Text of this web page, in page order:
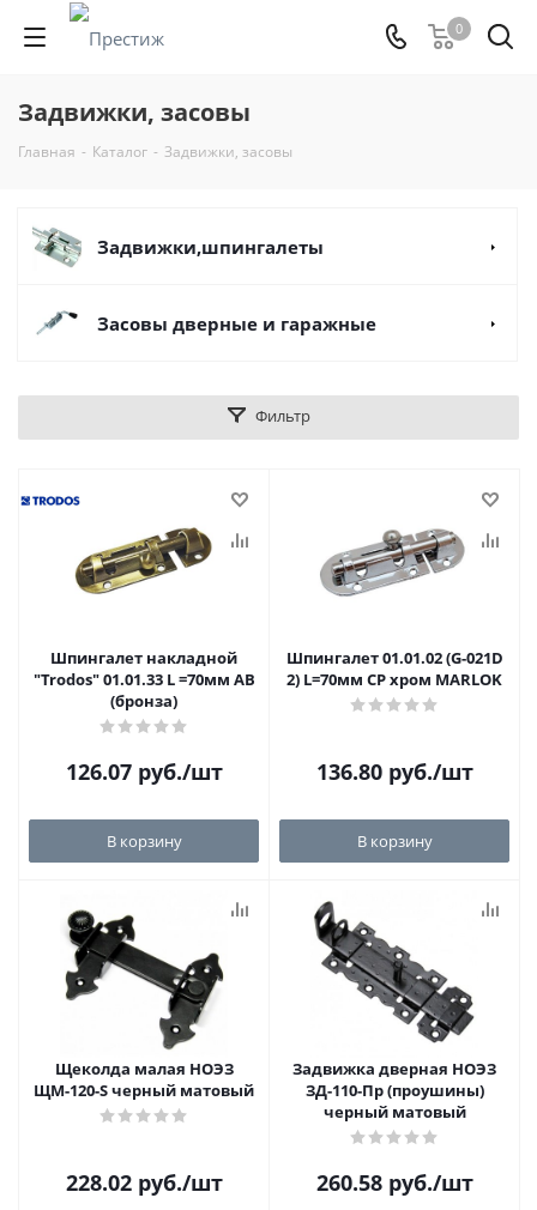
0
Задвижки, засовы
Главная - Каталог - Задвижки, засовы
Задвижки,шпингалеты
Засовы дверные и гаражные
Фильтр
Шпингалет накладной
"Trodos" 01.01.33 L =70мм АВ
(бронза)
126.07руб./шт
В корзину
Шпингалет 01.01.02 (G-021D
2) L=70мм CP хром MARLOK
136.80руб./шт
В корзину
Щеколда малая НОЭЗ
ЩМ-120-S черный матовый
228.02руб./шт
Задвижка дверная НОЭЗ
ЗД-110-Пр (проушины)
черный матовый
260.58руб./шт